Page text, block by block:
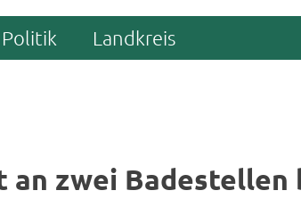
Politik Landkreis
an zwei